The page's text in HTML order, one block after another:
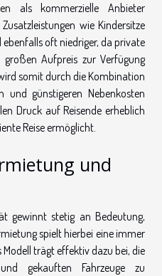
als kommerzielle Anbieter
wie Kindersitze
oft niedriger, da private
Aufpreis zur Verfügung
somit durch die Kombination
und günstigeren Nebenkosten
Druck auf Reisende erheblich
Reise ermöglicht.
und
gewinnt stetig an Bedeutung,
spielt hierbei eine immer
Modell trägt effektiv dazu bei, die
gekauften Fahrzeuge zu